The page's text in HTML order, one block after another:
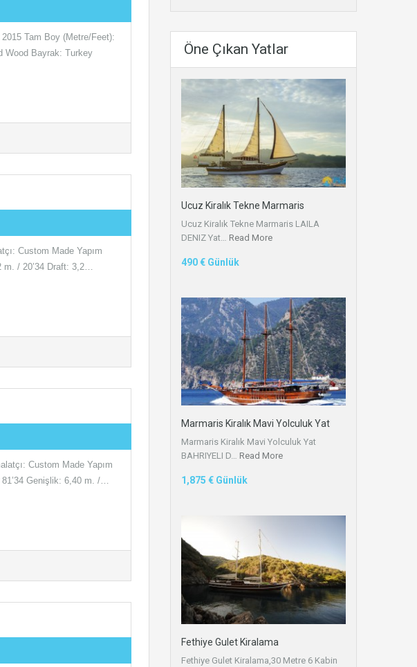
Tam Boy (Metre/Feet):
Wood Bayrak: Turkey
Custom Made Yapım
m. / 20’34 Draft: 3,2…
Custom Made Yapım
81’34 Genişlik: 6,40 m. /…
Öne Çıkan Yatlar
Ucuz Kiralık Tekne Marmaris
Ucuz Kiralık Tekne Marmaris LAILA
DENIZ Yat… Read More
490 € Günlük
Marmaris Kiralık Mavi Yolculuk Yat
Marmaris Kiralık Mavi Yolculuk Yat
BAHRIYELI D… Read More
1,875 € Günlük
Fethiye Gulet Kiralama
Fethiye Gulet Kiralama,30 Metre 6 Kabin